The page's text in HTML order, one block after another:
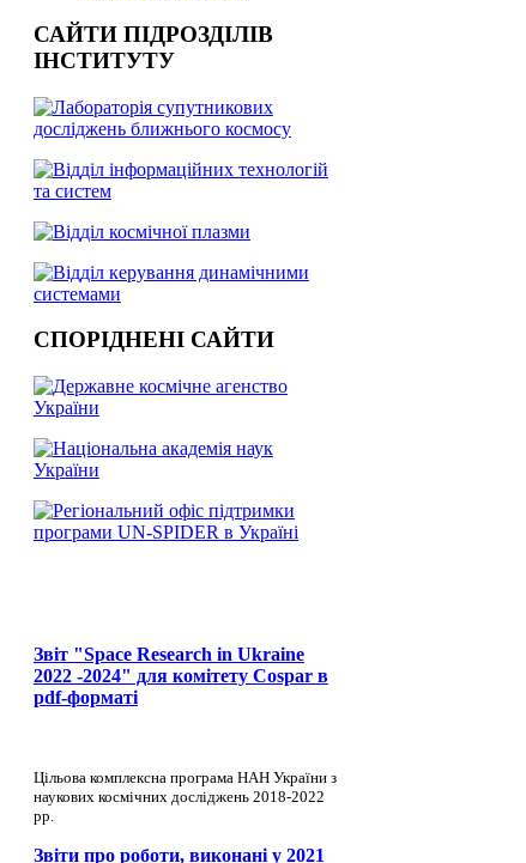
САЙТИ ПІДРОЗДІЛІВ
ІНСТИТУТУ
СПОРІДНЕНІ САЙТИ
Звіт "Space Research in Ukraine
2022 -2024" для комітету Cospar в
pdf-форматі
Цільова комплексна програма НАН України з
наукових космічних досліджень 2018-2022
рр.
Звіти про роботи, виконані у 2021